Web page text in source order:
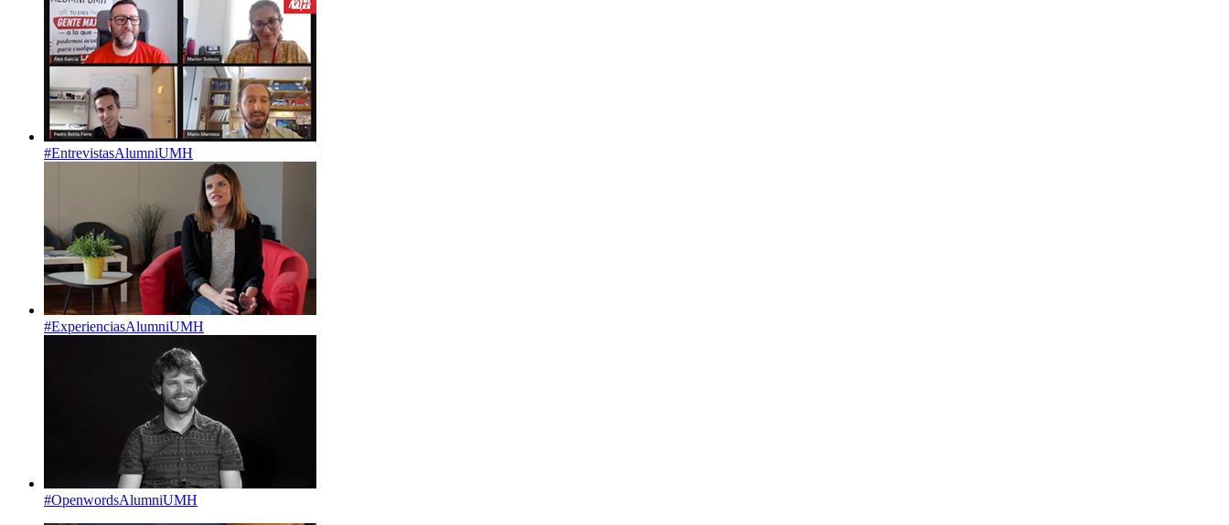
#EntrevistasAlumniUMH
#ExperienciasAlumniUMH
#OpenwordsAlumniUMH